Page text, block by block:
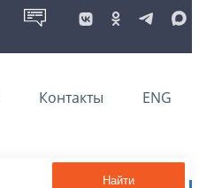
Контакты ENG
Найти